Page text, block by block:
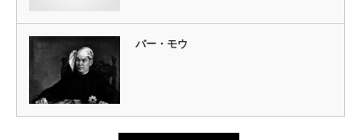
バー・モウ